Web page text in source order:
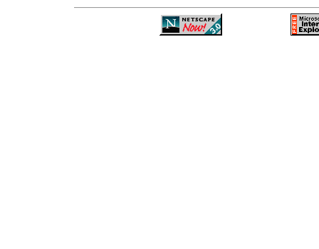
—————————————————————